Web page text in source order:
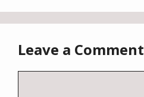
Leave a Comment